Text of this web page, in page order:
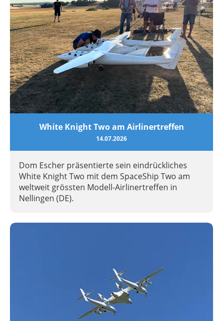
White Knight Two am Airlinertreffen
14.07.2026
Dom Escher präsentierte sein eindrückliches
White Knight Two mit dem SpaceShip Two am
weltweit grössten Modell-Airlinertreffen in
Nellingen (DE).